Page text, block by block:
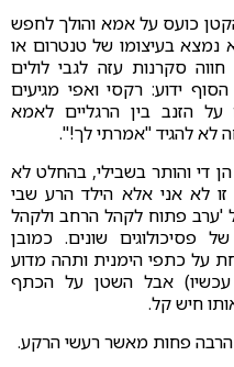
כועס על אמא והולך לחפש
בעיצומו של טנטרום או
סקרנות עזה לגבי לולים
ידוע: רקסי ואפי מגיעים
הזנב בין הרגליים לאמא
לא להגיד "אמרתי לך!".
די והותר בשבילי, בהחלט לא
לא אני אלא הילד הרע שבי
'ערב פתוח לקהל הרחב ולקהל
פסיכולוגים שונים. כמובן
על כתפי הימנית ותהה מדוע
אבל השטן על הכתף
חיש קל.
הרבה פחות מאשר רעשי הרקע.